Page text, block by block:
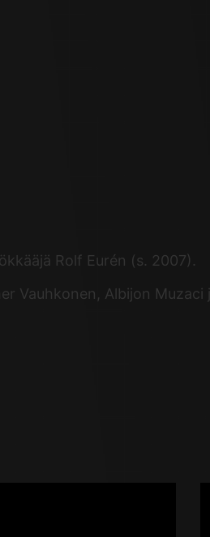
Rolf Eurén (s. 2007).
Vauhkonen, Albijon